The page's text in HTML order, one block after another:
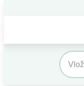
Search
for: